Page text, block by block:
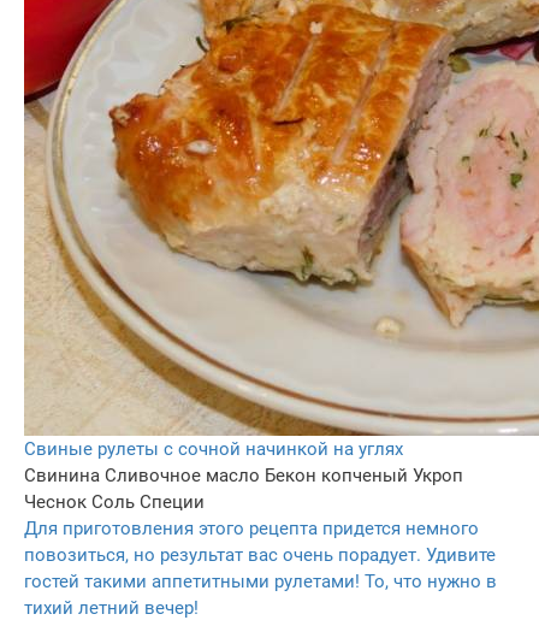
Свиные рулеты с сочной начинкой на углях
Свинина Сливочное масло Бекон копченый Укроп
Чеснок Соль Специи
Для приготовления этого рецепта придется немного
повозиться, но результат вас очень порадует. Удивите
гостей такими аппетитными рулетами! То, что нужно в
тихий летний вечер!